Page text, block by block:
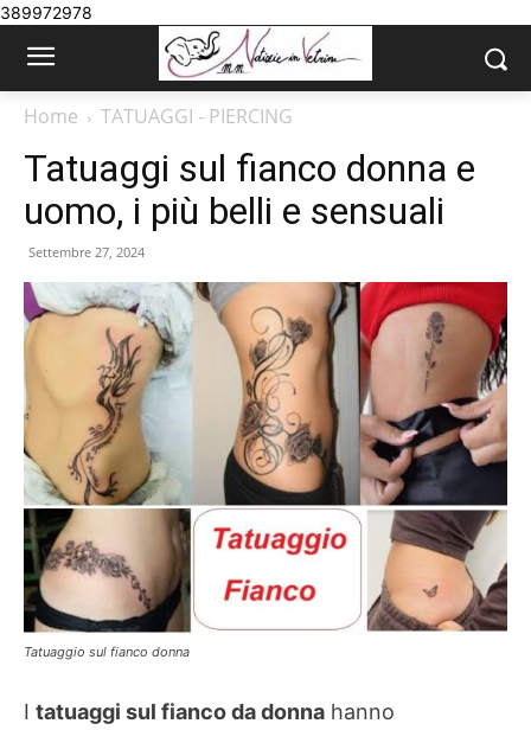
389972978
Home TATUAGGI - PIERCING
Tatuaggi sul fianco donna e
uomo, i più belli e sensuali
Settembre 27, 2024
Tatuaggio sul fianco donna
I tatuaggi sul fianco da donna hanno